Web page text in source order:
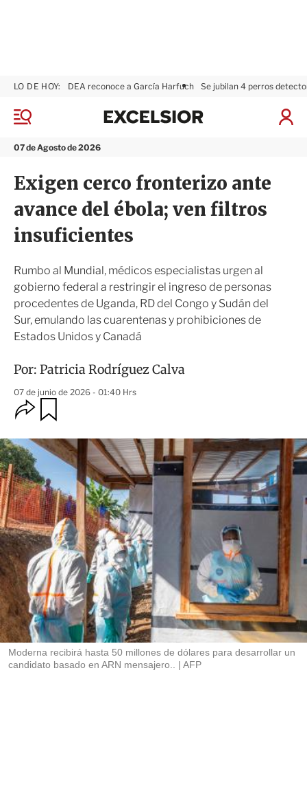
M
n
07 de Agosto de 2026
LO DE HOY: DEA reconoce a García Harfuch Se jubilan 4 perros
I
x
s
i
r
Exigen cerco fronterizo ante
avance del ébola; ven filtros
insuficientes
Rumbo al Mundial, médicos especialistas urgen al
gobierno federal a restringir el ingreso de personas
procedentes de Uganda, RD del Congo y Sudán del
Sur, emulando las cuarentenas y prohibiciones de
Estados Unidos y Canadá
Por: Patricia Rodríguez Calva
07 de junio de 2026 - 01:40 Hrs
O
p
i
o
n
e
s
d
e
c
o
m
p
a
r
t
i
r
r
a
Moderna recibirá hasta 50 millones de dólares para desarrollar un
candidato basado en ARN mensajero..
AFP